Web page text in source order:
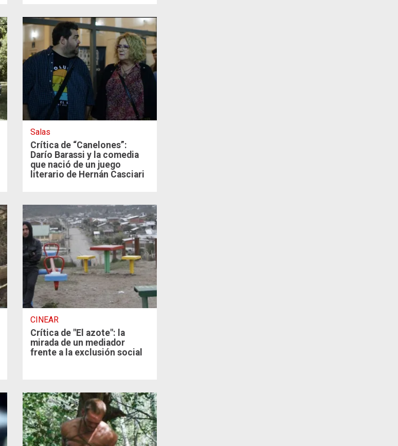
Salas
Crítica de “Canelones”:
Darío Barassi y la comedia
que nació de un juego
literario de Hernán Casciari
CINEAR
Crítica de "El azote": la
mirada de un mediador
frente a la exclusión social